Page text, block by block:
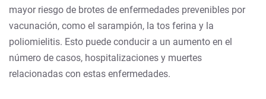
mayor riesgo de brotes de enfermedades prevenibles por
vacunación, como el sarampión, la tos ferina y la
poliomielitis. Esto puede conducir a un aumento en el
número de casos, hospitalizaciones y muertes
relacionadas con estas enfermedades.